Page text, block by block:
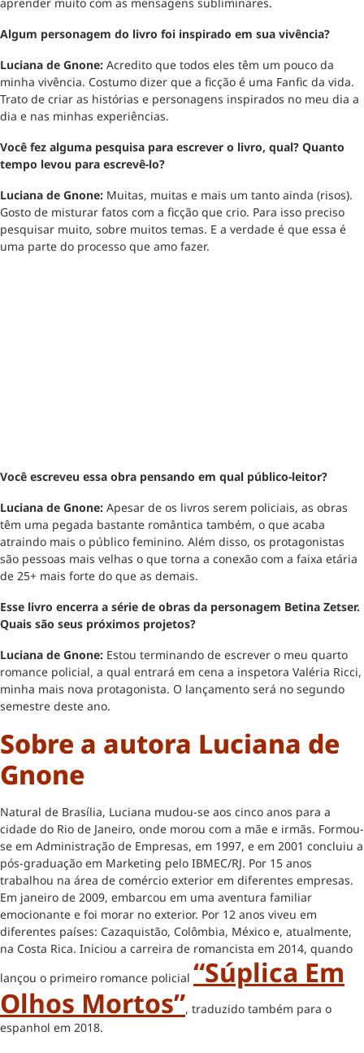
Algum personagem do livro foi inspirado em sua vivência?
Luciana de Gnone: Acredito que todos eles têm um pouco da
minha vivência. Costumo dizer que a ficção é uma Fanfic da vida.
Trato de criar as histórias e personagens inspirados no meu dia a
dia e nas minhas experiências.
Você fez alguma pesquisa para escrever o livro, qual? Quanto
tempo levou para escrevê-lo?
Luciana de Gnone: Muitas, muitas e mais um tanto ainda (risos).
Gosto de misturar fatos com a ficção que crio. Para isso preciso
pesquisar muito, sobre muitos temas. E a verdade é que essa é
uma parte do processo que amo fazer.
Você escreveu essa obra pensando em qual público-leitor?
Luciana de Gnone: Apesar de os livros serem policiais, as obras
têm uma pegada bastante romântica também, o que acaba
atraindo mais o público feminino. Além disso, os protagonistas
são pessoas mais velhas o que torna a conexão com a faixa etária
de 25+ mais forte do que as demais.
Esse livro encerra a série de obras da personagem Betina Zetser.
Quais são seus próximos projetos?
Luciana de Gnone: Estou terminando de escrever o meu quarto
romance policial, a qual entrará em cena a inspetora Valéria Ricci,
minha mais nova protagonista. O lançamento será no segundo
semestre deste ano.
Sobre a autora Luciana de
Gnone
Natural de Brasília, Luciana mudou-se aos cinco anos para a
cidade do Rio de Janeiro, onde morou com a mãe e irmãs. Formou-
se em Administração de Empresas, em 1997, e em 2001 concluiu a
pós-graduação em Marketing pelo IBMEC/RJ. Por 15 anos
trabalhou na área de comércio exterior em diferentes empresas.
Em janeiro de 2009, embarcou em uma aventura familiar
emocionante e foi morar no exterior. Por 12 anos viveu em
diferentes países: Cazaquistão, Colômbia, México e, atualmente,
na Costa Rica. Iniciou a carreira de romancista em 2014, quando
lançou o primeiro romance policial “Súplica Em
Olhos Mortos”, traduzido também para o
espanhol em 2018.